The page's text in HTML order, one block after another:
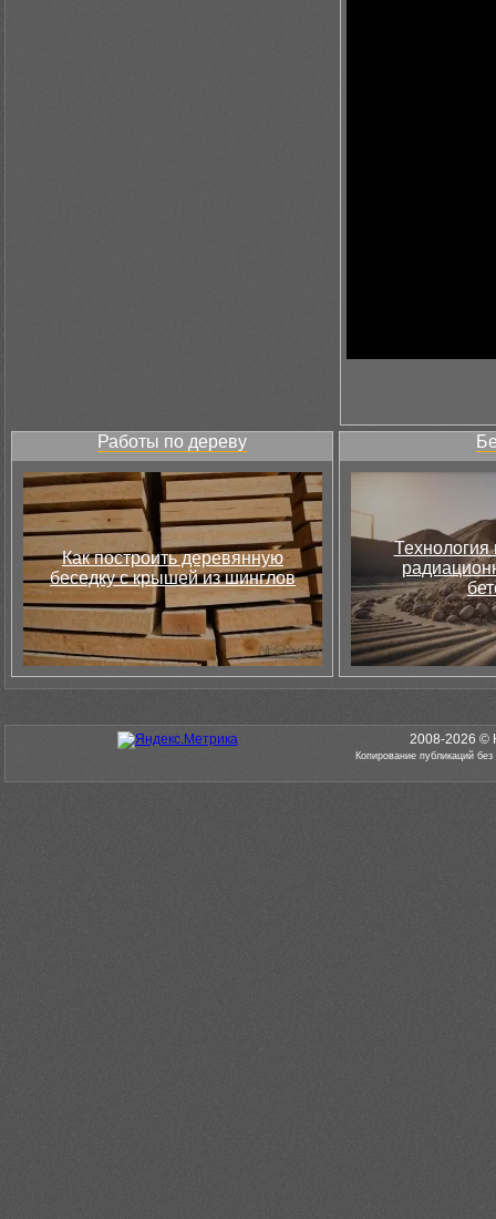
Работы по дереву
Как построить деревянную
беседку с крышей из шинглов
Технология
2008-2026 ©
Копирование публикаций